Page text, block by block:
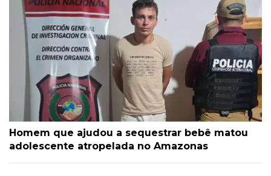
Homem que ajudou a sequestrar bebê matou
adolescente atropelada no Amazonas